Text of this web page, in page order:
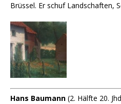
Brüssel. Er schuf Landschaften,
Hans Baumann (2. Hälfte 20.